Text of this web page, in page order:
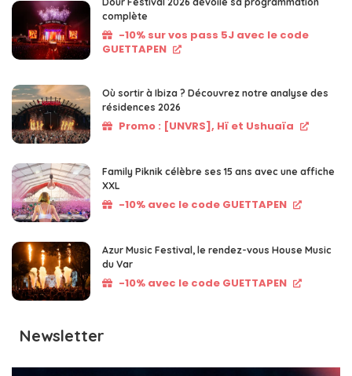
complète
-10% sur vos pass 5J avec le code
GUETTAPEN
Où sortir à Ibiza ? Découvrez notre analyse des
résidences 2026
Promo : [UNVRS], Hï et Ushuaïa
Family Piknik célèbre ses 15 ans avec une affiche
XXL
-10% avec le code GUETTAPEN
Azur Music Festival, le rendez-vous House Music
du Var
-10% avec le code GUETTAPEN
Newsletter